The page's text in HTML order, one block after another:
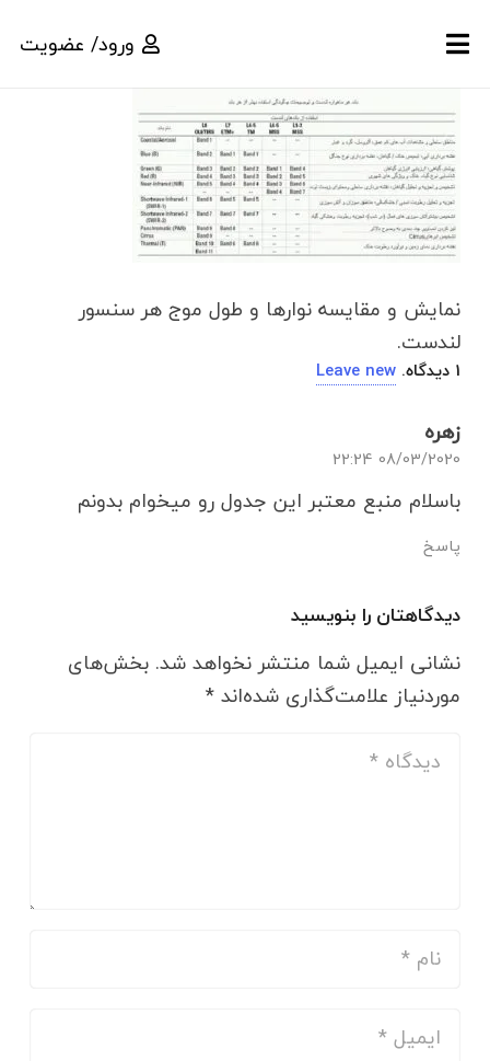
ورود/ عضویت
نمایش و مقایسه نوارها و طول موج هر سنسور
لندست.
1 دیدگاه.
Leave new
زهره
08/03/2020 22:24
باسلام منبع معتبر این جدول رو میخوام بدونم
پاسخ
دیدگاهتان را بنویسید
نشانی ایمیل شما منتشر نخواهد شد. بخش‌های
موردنیاز علامت‌گذاری شده‌اند*